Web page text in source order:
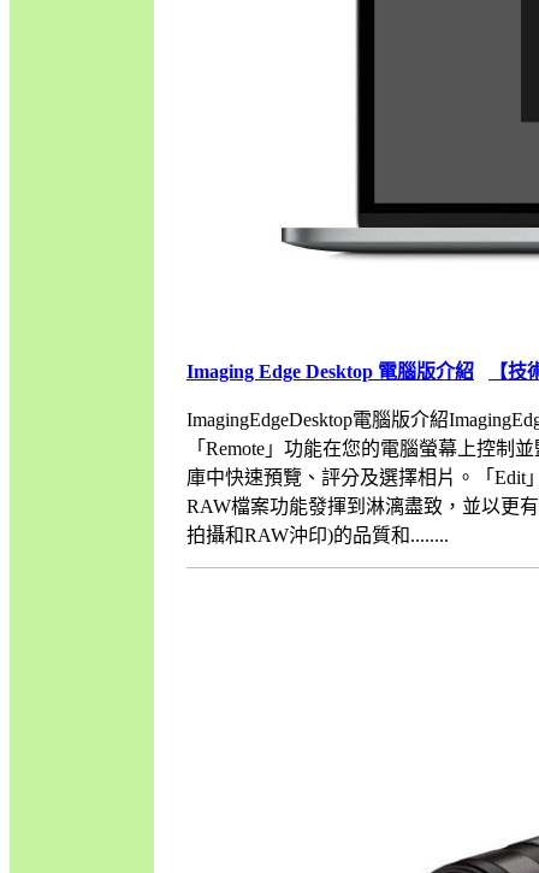
Imaging Edge Desktop 電腦版介紹 【技
ImagingEdgeDesktop電腦版介紹
「Remote」功能在您的電腦螢幕上控制
庫中快速預覽、評分及選擇相片。「
RAW檔案功能發揮到淋漓盡致，並以更
拍攝和RAW沖印)的品質和........